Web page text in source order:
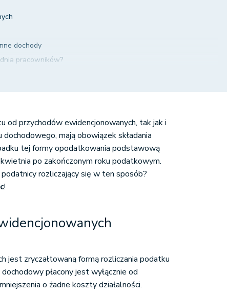
dochody
pracowników?
od przychodów ewidencjonowanych, tak jak i
mają obowiązek składania
tej formy opodatkowania podstawową
kwietniapo zakończonym roku podatkowym.
rozliczający się w ten sposób?
!
jest zryczałtowaną formą rozliczania podatku
płacony jest wyłącznie od
o żadne koszty działalności.